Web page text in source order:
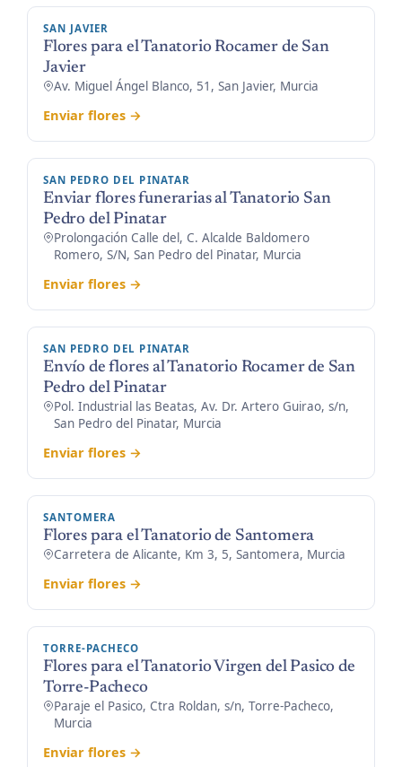
SAN JAVIER
Flores para el Tanatorio Rocamer de San
Javier
Av. Miguel Ángel Blanco, 51, San Javier, Murcia
Enviar flores →
SAN PEDRO DEL PINATAR
Enviar flores funerarias al Tanatorio San
Pedro del Pinatar
Prolongación Calle del, C. Alcalde Baldomero
Romero, S/N, San Pedro del Pinatar, Murcia
Enviar flores →
SAN PEDRO DEL PINATAR
Envío de flores al Tanatorio Rocamer de San
Pedro del Pinatar
Pol. Industrial las Beatas, Av. Dr. Artero Guirao, s/n,
San Pedro del Pinatar, Murcia
Enviar flores →
SANTOMERA
Flores para el Tanatorio de Santomera
Carretera de Alicante, Km 3, 5, Santomera, Murcia
Enviar flores →
TORRE-PACHECO
Flores para el Tanatorio Virgen del Pasico de
Torre-Pacheco
Paraje el Pasico, Ctra Roldan, s/n, Torre-Pacheco,
Murcia
Enviar flores →